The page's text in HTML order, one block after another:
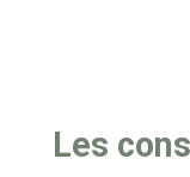
Les